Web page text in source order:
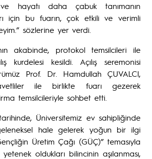
hayatı daha çabuk tanımanın
için bu fuarın, çok etkili ve verimli
sözlerine yer verdi.
akabinde, protokol temsilcileri ile
kurdelesi kesildi. Açılış seremonisi
Prof. Dr. Hamdullah ÇUVALCI,
ile birlikte fuarı gezerek
temsilcileriyle sohbet etti.
Üniversitemiz ev sahipliğinde
hale gelerek yoğun bir ilgi
Üretim Çağı (GÜÇ)” temasıyla
oldukları bilincinin aşılanması,